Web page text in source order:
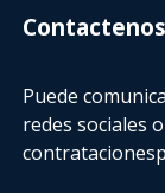
Contactenos
Puede
redes sociales